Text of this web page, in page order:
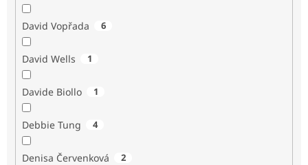
David Vopřada 6
David Wells 1
Davide Biollo 1
Debbie Tung 4
Denisa Červenková 2